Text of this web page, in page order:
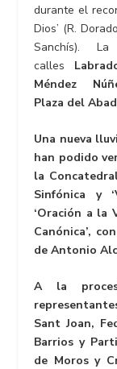
durante el
Dios’ (R.
Sanchís).
calles
Méndez
Plaza del
Una nueva
han podido
la
Sinfónica y
‘Oración a la
Canónica’,
de Antonio
A la
Sant Joan,
Barrios y
de Moros y